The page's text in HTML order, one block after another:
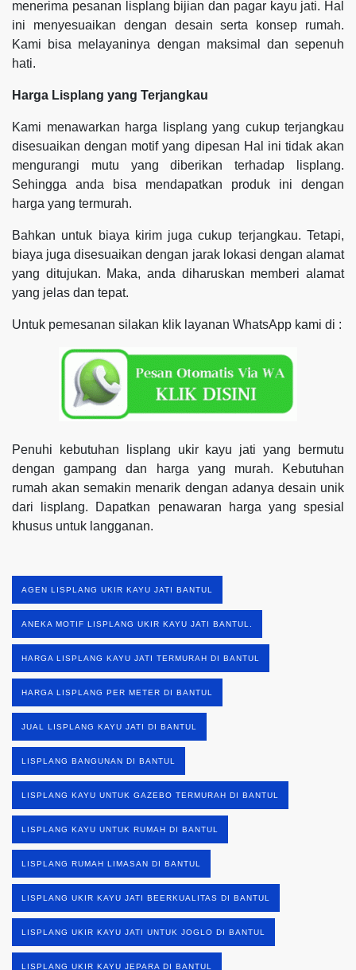
menerima pesanan lisplang bijian dan pagar kayu jati. Hal
ini menyesuaikan dengan desain serta konsep rumah.
Kami bisa melayaninya dengan maksimal dan sepenuh
hati.
Harga Lisplang yang Terjangkau
Kami menawarkan harga lisplang yang cukup terjangkau
disesuaikan dengan motif yang dipesan Hal ini tidak akan
mengurangi mutu yang diberikan terhadap lisplang.
Sehingga anda bisa mendapatkan produk ini dengan
harga yang termurah.
Bahkan untuk biaya kirim juga cukup terjangkau. Tetapi,
biaya juga disesuaikan dengan jarak lokasi dengan alamat
yang ditujukan. Maka, anda diharuskan memberi alamat
yang jelas dan tepat.
Untuk pemesanan silakan klik layanan WhatsApp kami di :
Penuhi kebutuhan lisplang ukir kayu jati yang bermutu
dengan gampang dan harga yang murah. Kebutuhan
rumah akan semakin menarik dengan adanya desain unik
dari lisplang. Dapatkan penawaran harga yang spesial
khusus untuk langganan.
AGEN LISPLANG UKIR KAYU JATI BANTUL
ANEKA MOTIF LISPLANG UKIR KAYU JATI BANTUL.
HARGA LISPLANG KAYU JATI TERMURAH DI BANTUL
HARGA LISPLANG PER METER DI BANTUL
JUAL LISPLANG KAYU JATI DI BANTUL
LISPLANG BANGUNAN DI BANTUL
LISPLANG KAYU UNTUK GAZEBO TERMURAH DI BANTUL
LISPLANG KAYU UNTUK RUMAH DI BANTUL
LISPLANG RUMAH LIMASAN DI BANTUL
LISPLANG UKIR KAYU JATI BEERKUALITAS DI BANTUL
LISPLANG UKIR KAYU JATI UNTUK JOGLO DI BANTUL
LISPLANG UKIR KAYU JEPARA DI BANTUL